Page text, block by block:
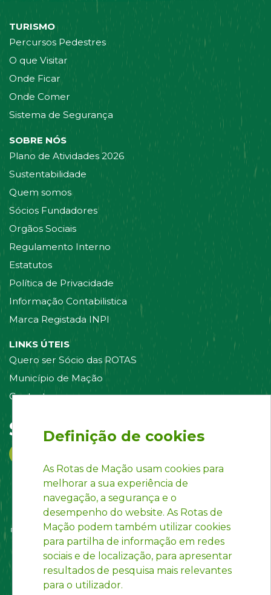
TURISMO
Percursos Pedestres
O que Visitar
Onde Ficar
Onde Comer
Sistema de Segurança
SOBRE NÓS
Plano de Atividades 2026
Sustentabilidade
Quem somos
Sócios Fundadores
Orgãos Sociais
Regulamento Interno
Estatutos
Política de Privacidade
Informação Contabilistica
Marca Registada INPI
LINKS ÚTEIS
Quero ser Sócio das ROTAS
Município de Mação
Contacte-nos
Siga-nos em:
Definição de cookies
As Rotas de Mação usam cookies para
melhorar a sua experiência de
navegação, a segurança e o
desempenho do website. As Rotas de
Mação podem também utilizar cookies
para partilha de informação em redes
sociais e de localização, para apresentar
resultados de pesquisa mais relevantes
para o utilizador.